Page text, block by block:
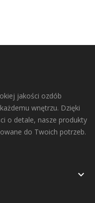
jakości ozdób
wnętrzu. Dzięki
o detale, nasze produkty
do Twoich potrzeb.
